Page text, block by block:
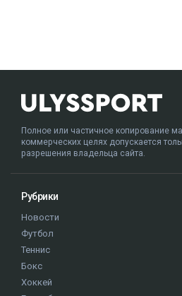
Полное или частичное копирование
коммерческих целях допускается
разрешения владельца сайта.
Рубрики
Новости
Футбол
Теннис
Бокс
Хоккей